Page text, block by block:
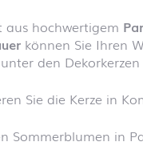
aus hochwertigem
können Sie Ihren
den
Sie die Kerze in
Sommerblumen in